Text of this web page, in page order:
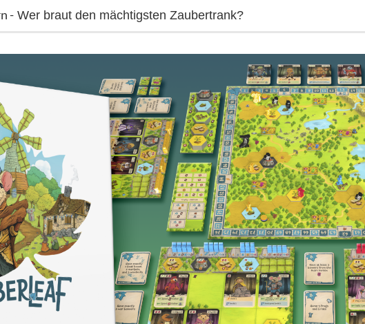
- Wer braut den mächtigsten Zaubertrank?